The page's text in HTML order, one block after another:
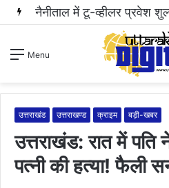
Menu
उत्तराखंड उत्तराखण्ड क्राइम बड़ी-खबर
उत्तराखंड: रात में पति
पत्नी की हत्या! फैली